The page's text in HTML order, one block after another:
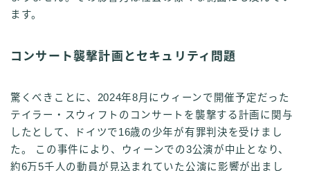
ます。
コンサート襲撃計画とセキュリティ問題
驚くべきことに、2024年8月にウィーンで開催予定だった
テイラー・スウィフトのコンサートを襲撃する計画に関与
したとして、ドイツで16歳の少年が有罪判決を受けまし
た。 この事件により、ウィーンでの3公演が中止となり、
約6万5千人の動員が見込まれていた公演に影響が出まし